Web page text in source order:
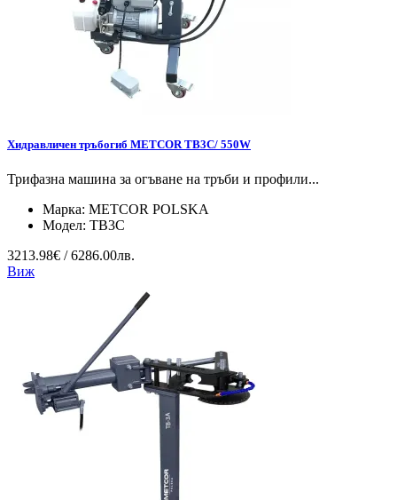
Хидравличен тръбогиб METCOR TB3C/ 550W
Трифазна машина за огъване на тръби и профили...
Марка: METCOR POLSKA
Модел: TB3C
3213.98€ / 6286.00лв.
Виж